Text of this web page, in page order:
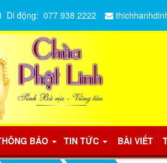
BÁO TIN TỨC BÀI VIẾT
Di động: 077 938 2222